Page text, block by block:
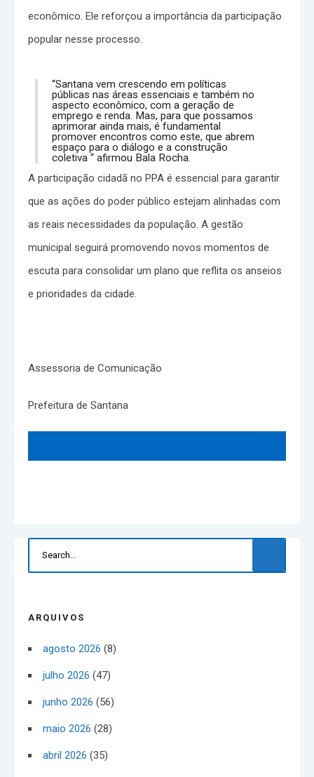
econômico. Ele reforçou a importância da participação
popular nesse processo.
“Santana vem crescendo em políticas
públicas nas áreas essenciais e também no
aspecto econômico, com a geração de
emprego e renda. Mas, para que possamos
aprimorar ainda mais, é fundamental
promover encontros como este, que abrem
espaço para o diálogo e a construção
coletiva “ afirmou Bala Rocha.
A participação cidadã no PPA é essencial para garantir
que as ações do poder público estejam alinhadas com
as reais necessidades da população. A gestão
municipal seguirá promovendo novos momentos de
escuta para consolidar um plano que reflita os anseios
e prioridades da cidade.
Assessoria de Comunicação
Prefeitura de Santana
ARQUIVOS
agosto 2026 (8)
julho 2026 (47)
junho 2026 (56)
maio 2026 (28)
abril 2026 (35)